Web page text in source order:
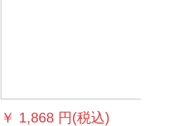
￥ 1,868 円(税込)